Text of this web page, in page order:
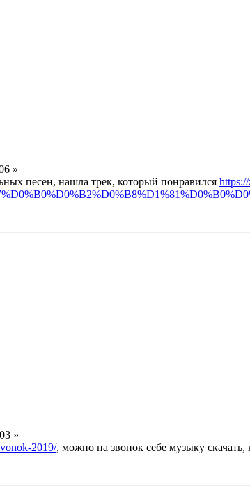
»
песен, нашла трек, который понравился
»
2019/, можно на звонок себе музыку скачать,